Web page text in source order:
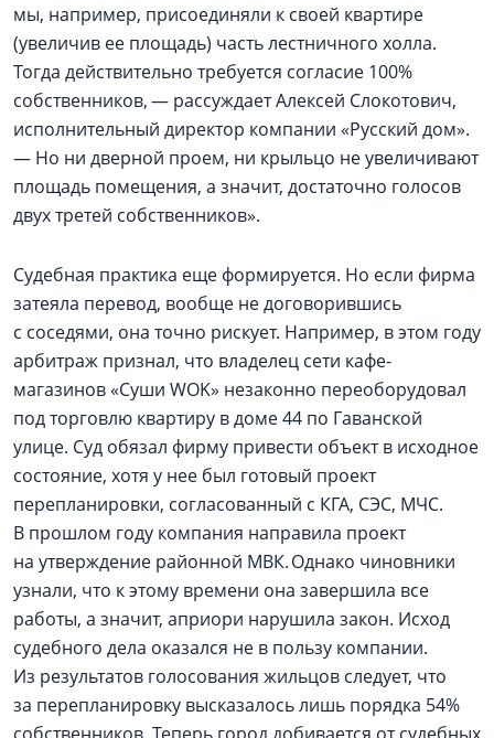
мы, например, присоединяли к своей квартире
(увеличив ее площадь) часть лестничного холла.
Тогда действительно требуется согласие 100%
собственников, — рассуждает Алексей Слокотович,
исполнительный директор компании «Русский дом».
— Но ни дверной проем, ни крыльцо не увеличивают
площадь помещения, а значит, достаточно голосов
двух третей собственников».
Судебная практика еще формируется. Но если фирма
затеяла перевод, вообще не договорившись
с соседями, она точно рискует. Например, в этом году
арбитраж признал, что владелец сети кафе-
магазинов «Суши WOK» незаконно переоборудовал
под торговлю квартиру в доме 44 по Гаванской
улице. Суд обязал фирму привести объект в исходное
состояние, хотя у нее был готовый проект
перепланировки, согласованный с КГА, СЭС, МЧС.
В прошлом году компания направила проект
на утверждение районной МВК. Однако чиновники
узнали, что к этому времени она завершила все
работы, а значит, априори нарушила закон. Исход
судебного дела оказался не в пользу компании.
Из результатов голосования жильцов следует, что
за перепланировку высказалось лишь порядка 54%